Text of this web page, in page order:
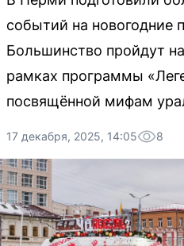
событий на новогодние
Большинство пройдут
рамках программы
посвящённой мифам
17 декабря, 2025, 14:05 8